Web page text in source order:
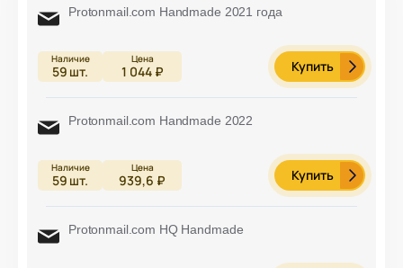
Protonmail.com Handmade 2021 года
59 шт. 1 044 ₽ Купить
Protonmail.com Handmade 2022
59 шт. 939,6 ₽ Купить
Protonmail.com HQ Handmade